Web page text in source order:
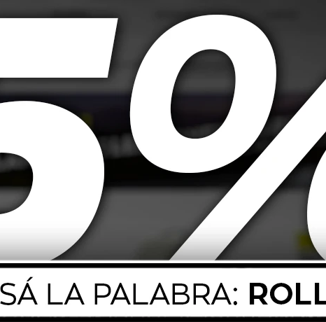
de alto rendimiento diseñado para limpiar y mejorar el
problemas específicos. Este limpiador ha sido probado en
Evita la formación de nuevos depósitos, mejora la compresión, y
a una mayor eficiencia del motor y a una reducción de las emisiones
300 ml son suficientes para hasta 70 litros de combustible.
mitad de su capacidad para asegurar una correcta mezcla. En uso
en marcha.